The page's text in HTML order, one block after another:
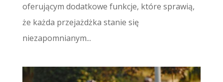
oferującym dodatkowe funkcje, które sprawią,
że każda przejażdżka stanie się
niezapomnianym...